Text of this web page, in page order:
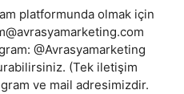
platformunda olmak için
@Avrasyamarketing
(Tek iletişim
ve mail adresimizdir.